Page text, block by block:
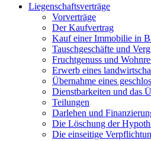
Liegenschaftsverträge
Vorverträge
Der Kaufvertrag
Kauf einer Immobilie in
Tauschgeschäfte und
Fruchtgenuss und
Erwerb eines
Übernahme eines
Dienstbarkeiten und das
Teilungen
Darlehen und
Die Löschung der
Die einseitige